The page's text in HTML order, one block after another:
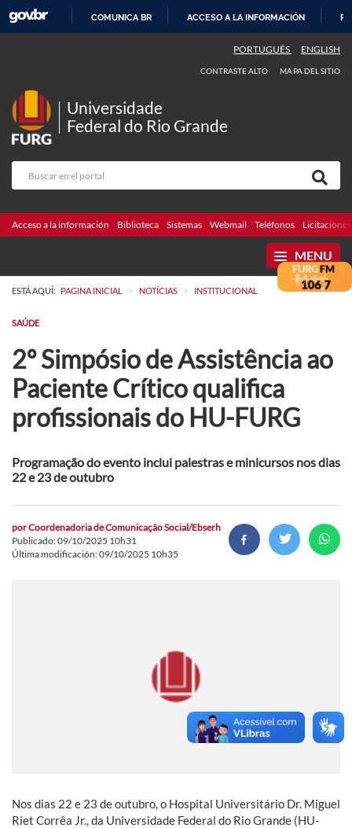
CONTENIDO
COMUNICA BR ACCESO A LA INFORMACIÓN
PORTUGUÊS ENGLISH
CONTRASTE ALTO MAPA DEL SITIO
Universidade
Federal do Rio Grande
Acceso a la información Biblioteca Sistemas Webmail Teléfonos Licitaciones
MENU
ESTÁ AQUÍ: PAGINA INICIAL > NOTÍCIAS > INSTITUCIONAL
SAÚDE
2º Simpósio de Assistência ao
Paciente Crítico qualifica
profissionais do HU-FURG
Programação do evento inclui palestras e minicursos nos dias
22 e 23 de outubro
porCoordenadoria de Comunicação Social/Ebserh
Publicado: 09/10/2025 10h31
Última modificación: 09/10/2025 10h35
Nos dias 22 e 23 de outubro, o Hospital Universitário Dr. Miguel
Riet Corrêa Jr., da Universidade Federal do Rio Grande (HU-